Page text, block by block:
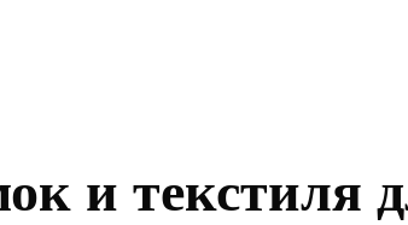
и текстиля